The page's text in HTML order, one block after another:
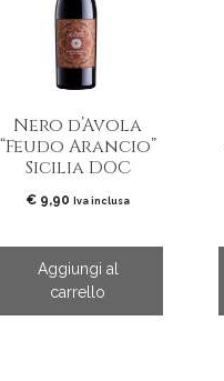
Nero d’Avola
“Feudo Arancio”
Sicilia DOC
€9,90 Iva inclusa
Aggiungi al
carrello